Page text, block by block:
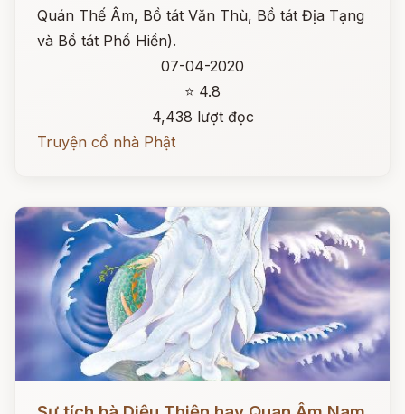
Quán Thế Âm, Bồ tát Văn Thù, Bồ tát Địa Tạng
và Bồ tát Phổ Hiền).
07-04-2020
⭐ 4.8
4,438 lượt đọc
Truyện cổ nhà Phật